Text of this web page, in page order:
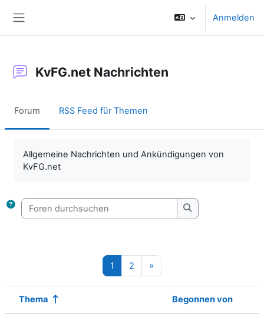
Anmelden
KvFG.net Nachrichten
Forum RSS Feed für Themen
Allgemeine Nachrichten und Ankündigungen von
KvFG.net
Foren durchsuchen
Foren
1 Seite 1
2 Seite 2
»
Status
Thema Begonnen von